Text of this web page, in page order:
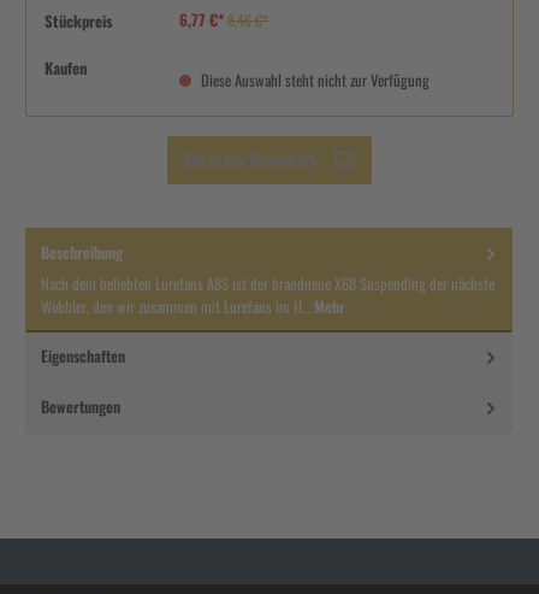
Stückpreis 6,77 €*8,46 €*
Kaufen
Diese Auswahl steht nicht zur Verfügung
Alle in den Warenkorb
Beschreibung
Nach dem beliebten Lurefans A8S ist der brandneue X68 Suspending der nächste
Wobbler, den wir zusammen mit Lurefans im H… Mehr
Eigenschaften
Bewertungen